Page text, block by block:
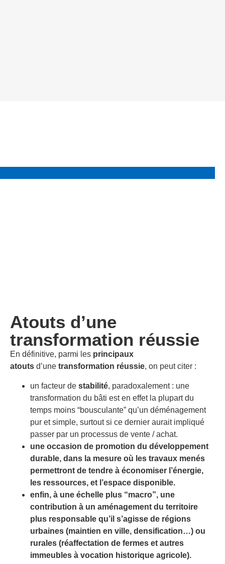
Atouts d’une
transformation réussie
En définitive, parmi les principaux
atouts d’une transformation réussie, on peut citer :
un facteur de stabilité, paradoxalement : une
transformation du bâti est en effet la plupart du
temps moins “bousculante” qu’un déménagement
pur et simple, surtout si ce dernier aurait impliqué
passer par un processus de vente / achat.
une occasion de promotion du développement
durable, dans la mesure où les travaux menés
permettront de tendre à économiser l’énergie,
les ressources, et l’espace disponible.
enfin, à une échelle plus “macro”, une
contribution à un aménagement du territoire
plus responsable qu’il s’agisse de régions
urbaines (maintien en ville, densification…) ou
rurales (réaffectation de fermes et autres
immeubles à vocation historique agricole).